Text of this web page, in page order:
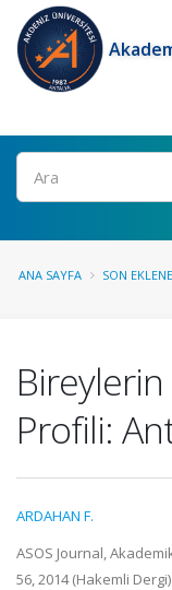
Ara
ANA SAYFA SON
Profili:
ARDAHAN F.
ASOS Journal,
56, 2014 (Hakemli Dergi)